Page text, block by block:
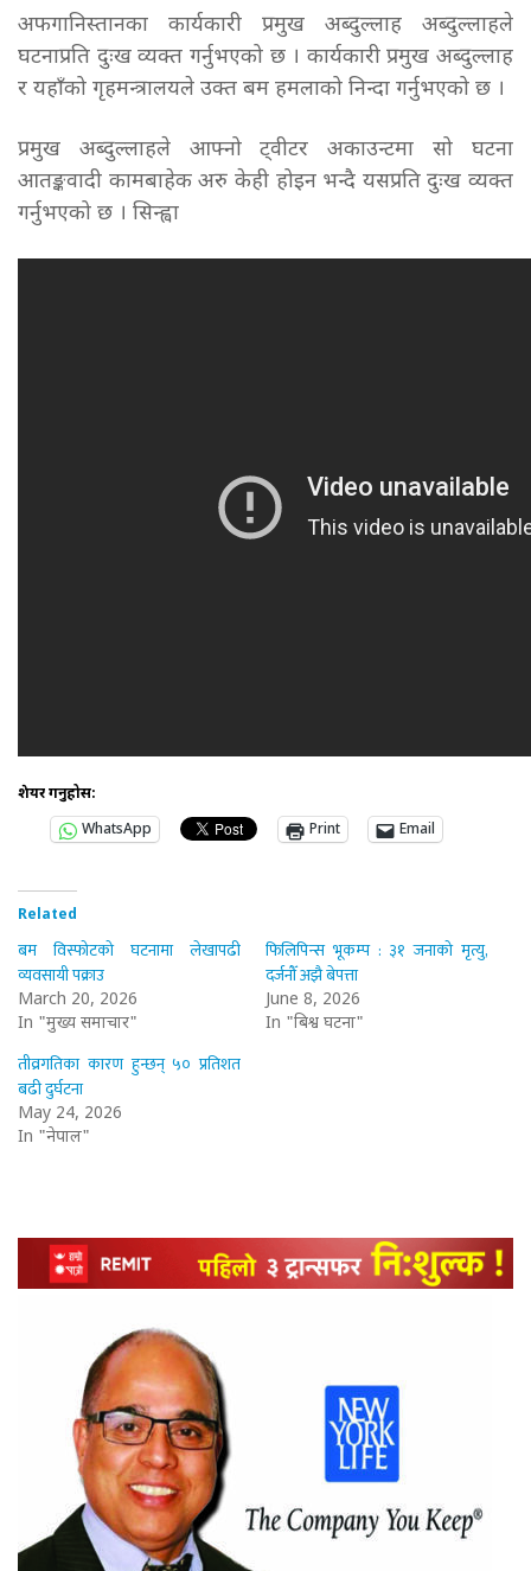
अफगानिस्तानका कार्यकारी प्रमुख अब्दुल्लाह अब्दुल्लाहले
घटनाप्रति दुःख व्यक्त गर्नुभएको छ । कार्यकारी प्रमुख अब्दुल्लाह
र यहाँको गृहमन्त्रालयले उक्त बम हमलाको निन्दा गर्नुभएको छ ।
प्रमुख अब्दुल्लाहले आफ्नो ट्वीटर अकाउन्टमा सो घटना
आतङ्कवादी कामबाहेक अरु केही होइन भन्दै यसप्रति दुःख व्यक्त
गर्नुभएको छ । सिन्ह्वा
शेयर गर्नुहोस:
WhatsApp
Print Email
Related
बम विस्फोटको घटनामा लेखापढी
व्यवसायी पक्राउ
March 20, 2026
In "मुख्य समाचार"
फिलिपिन्स भूकम्प : ३१ जनाको मृत्यु,
दर्जनौँ अझै बेपत्ता
June 8, 2026
In "बिश्व घटना"
तीव्रगतिका कारण हुन्छन् ५० प्रतिशत
बढी दुर्घटना
May 24, 2026
In "नेपाल"